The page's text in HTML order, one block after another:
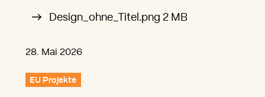
Design_ohne_Titel.png 2 MB
28. Mai 2026
EU Projekte